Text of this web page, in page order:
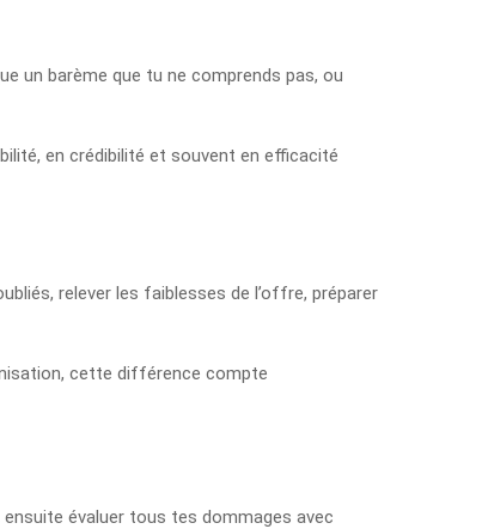
un barème que tu ne comprends pas, ou
en crédibilité et souvent en efficacité
relever les faiblesses de l’offre, préparer
cette différence compte
évaluer tous tes dommages avec